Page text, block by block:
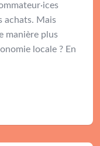
achats. Mais
manière plus
locale ? En